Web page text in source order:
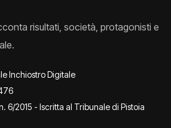
risultati, società, protagonisti e
Inchiostro Digitale
6/2015 - Iscritta al Tribunale di Pistoia